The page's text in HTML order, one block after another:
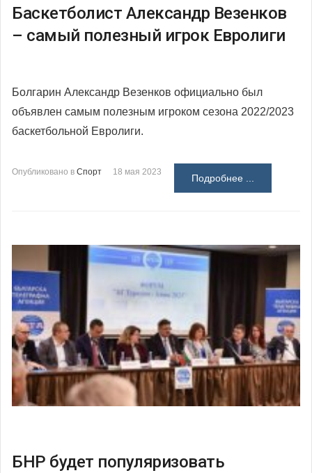
Баскетболист Александр Везенков
– самый полезный игрок Евролиги
Болгарин Александр Везенков официально был
объявлен самым полезным игроком сезона 2022/2023
баскетбольной Евролиги.
Опубликовано в Спорт 18 мая 2023
Подробнее ...
БНР будет популяризовать